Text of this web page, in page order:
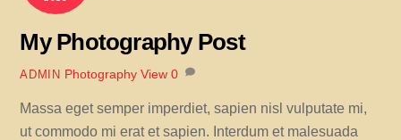
My Photography Post
ADMIN Photography View 0
Massa eget semper imperdiet, sapien nisl vulputate mi,
ut commodo mi erat et sapien. Interdum et malesuada